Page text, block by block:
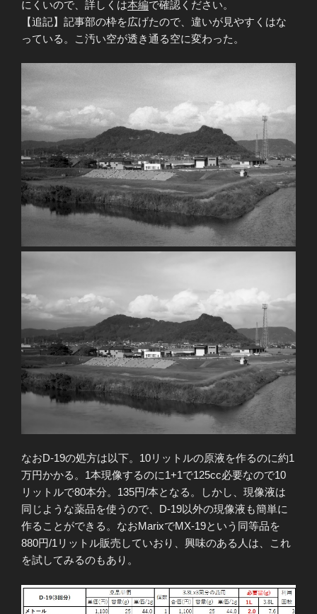
にくいので、詳しくは本編で確認ください。
【追記】記事部の枠を広げたので、違いが見やすくはな
っている。こ汚い空が透き通る空に変わった。
なおD-19の処方は以下。10リットルの原液を作るのに約1
万円かかる。1本現像するのに1+1で125cc必要なので10
リットルで80本分。135円/本となる。しかし、現像液は
同じような薬品を使うので、D-19以外の現像液も簡単に
作ることができる。なおMarixでMX-19という同等品を
880円/1リットル販売していおり、興味のある人は、これ
を試してみるのもあり。